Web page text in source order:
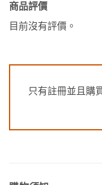
商品評價
目前沒有評價。
只有註冊並且購